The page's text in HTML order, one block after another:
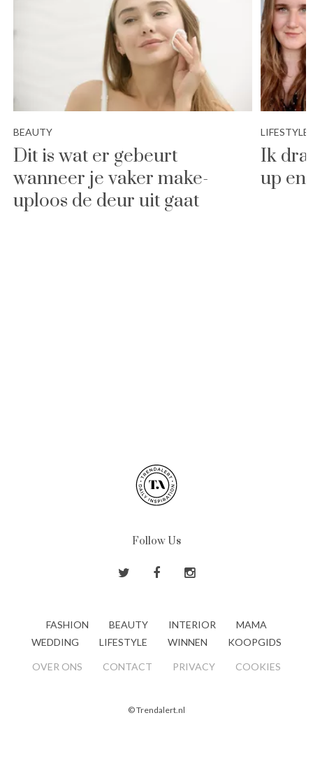
BEAUTY
Dit is wat er gebeurt
wanneer je vaker make-
uploos de deur uit gaat
LIFESTYLE
Ik
up en
Follow Us
FASHION BEAUTY INTERIOR
MAMA
WEDDING
LIFESTYLE WINNEN KOOPGIDS
OVER ONS CONTACT PRIVACY COOKIES
© Trendalert.nl